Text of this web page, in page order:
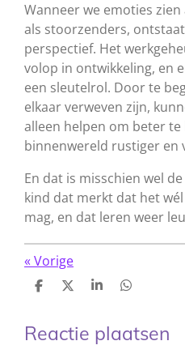
Wanneer we emoties
als stoorzenders,
perspectief. Het
volop in ontwikkeling, en
een sleutelrol. Door te
elkaar verweven zijn,
alleen helpen om beter
binnenwereld rustiger en
En dat is misschien wel
kind dat merkt dat het
mag, en dat leren weer
«Vorige
D
e
n
D
l
S
r
e
D
e
n
Reactie plaatsen